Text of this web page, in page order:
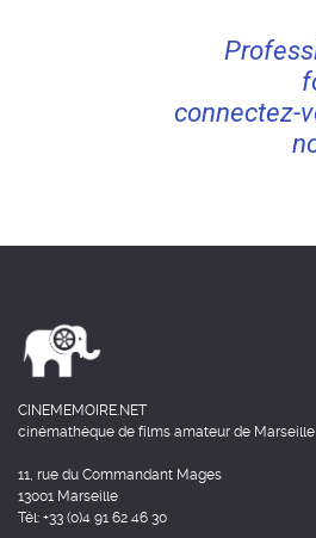
connectez-
CINEMEMOIRE.NET
cinémathèque de films amateur de Marseille
11, rue du Commandant Mages
13001 Marseille
Tél: +33 (0)4 91 62 46 30